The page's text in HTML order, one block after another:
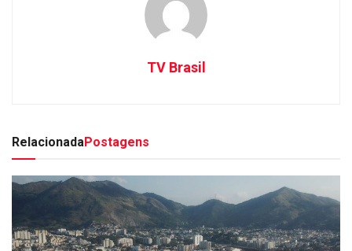
TV Brasil
RelacionadaPostagens